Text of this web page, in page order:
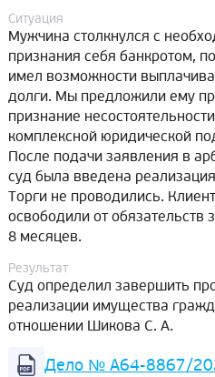
Ситуация
Мужчина столкнулся с
признания себя банкротом,
имел возможности
долги. Мы предложили ему
признание
комплексной юридической
После подачи заявления в
суд была введена
Торги не проводились.
освободили от обязательств
8 месяцев.
Результат
Суд определил завершить
реализации имущества
отношении Шикова С. А.
Дело № А64-8867/